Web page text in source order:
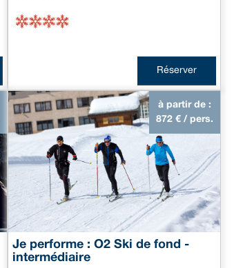
Réserver
Je performe : O2 Ski de fond -
intermédiaire
à partir de :
872 € / pers.